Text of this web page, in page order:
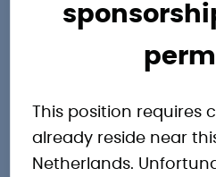
This position requires
already reside near
Netherlands.
Andere